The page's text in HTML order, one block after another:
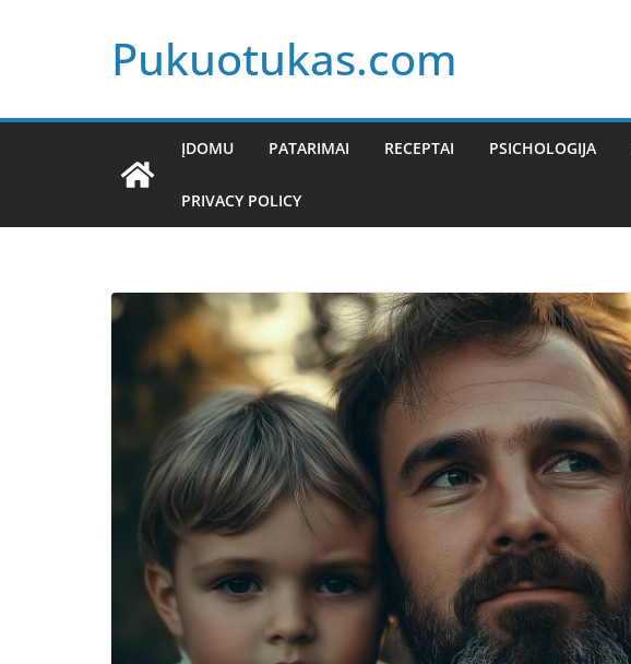
Pukuotukas.com
ĮDOMU PATARIMAI RECEPTAI PSICHOLOGIJA
PRIVACY POLICY